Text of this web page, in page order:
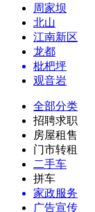
周家坝
北山
江南新区
龙都
枇杷坪
观音岩
全部分类
招聘求职
房屋租售
门市转租
二手车
拼车
家政服务
广告宣传